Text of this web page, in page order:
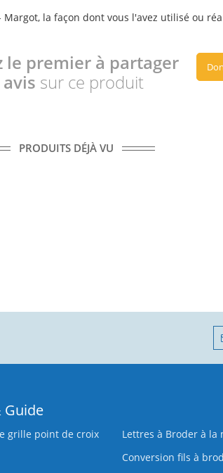
la façon dont vous l'avez utilisé ou
le premier à partager
sur ce produit
PRODUITS DÉJÀ VU
Guide
grille point de croix
Lettres à Broder à la
Conversion fils à